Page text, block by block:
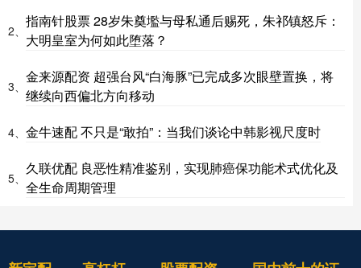
2、
指南针股票 28岁朱奠壏与母私通后赐死，朱祁镇怒斥：
大明皇室为何如此堕落？
3、
金来源配资 超强台风“白海豚”已完成多次眼壁置换，将
继续向西偏北方向移动
4、 金牛速配 不只是“敢拍”：当我们谈论中韩影视尺度时
5、
久联优配 良恶性精准鉴别，实现肺癌保功能术式优化及
全生命周期管理